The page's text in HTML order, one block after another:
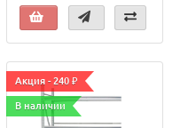
Акция - 240 ₽
В наличии